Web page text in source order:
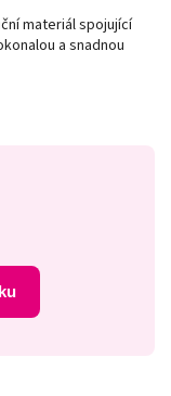
materiál spojující
a snadnou